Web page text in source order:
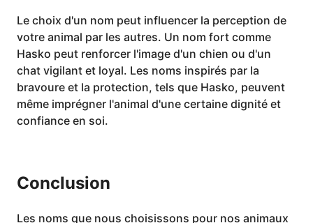
Le choix d'un nom peut influencer la perception de
votre animal par les autres. Un nom fort comme
Hasko peut renforcer l'image d'un chien ou d'un
chat vigilant et loyal. Les noms inspirés par la
bravoure et la protection, tels que Hasko, peuvent
même imprégner l'animal d'une certaine dignité et
confiance en soi.
Conclusion
Les noms que nous choisissons pour nos animaux